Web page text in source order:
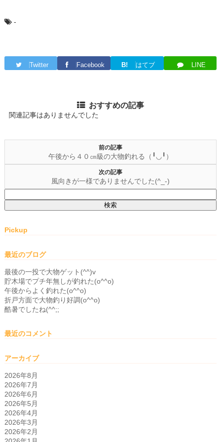
-
Twitter Facebook B! はてブ LINE
おすすめの記事
関連記事はありませんでした
前の記事
午後から４０㎝級の大物釣れる（╹◡╹）
次の記事
風向きが一様でありませんでした(^_-)
索:
Pickup
最近のブログ
最後の一投で大物ゲット(^^)v
貯木場でプチ年無しが釣れた(o^^o)
午後からよく釣れた(o^^o)
折戸方面で大物釣り好調(o^^o)
酷暑でしたね(^^;;
最近のコメント
アーカイブ
2026年8月
2026年7月
2026年6月
2026年5月
2026年4月
2026年3月
2026年2月